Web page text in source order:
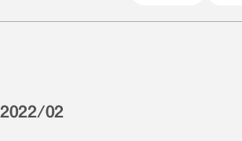
2022/02